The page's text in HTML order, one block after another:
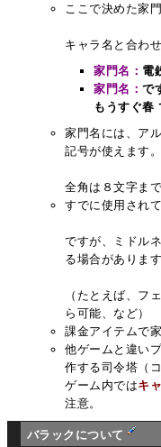
ここで決めた家
キャラ名と合わ
家門名： 電
家門名：で
もうすぐ春
家門名には、ア
記号が使えます。
全角は８文字ま
すでに使用され
ですが、ミドル
る場合があります
（たとえば、フ
ら可能、など）
課金アイテムで
他ゲームと違い
作する司令塔（
ゲーム内ではキ
注意。
バラックについて